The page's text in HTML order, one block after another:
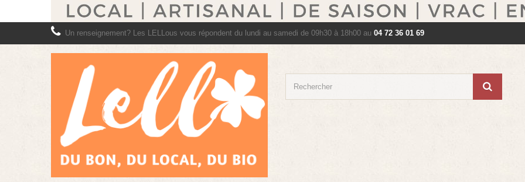
Un renseignement? Les LELLous vous répondent du lundi au samedi de 09h30 à 18h00 au 04 72 36 01 69